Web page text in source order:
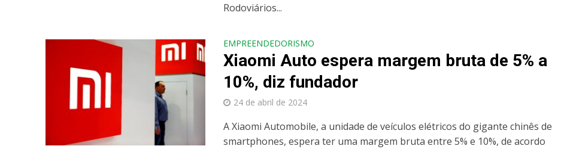
Rodoviários...
EMPREENDEDORISMO
Xiaomi Auto espera margem bruta de 5% a
10%, diz fundador
24 de abril de 2024
A Xiaomi Automobile, a unidade de veículos elétricos do gigante chinês de
smartphones, espera ter uma margem bruta entre 5% e 10%, de acordo